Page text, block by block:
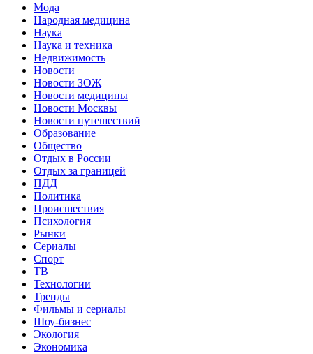
Мода
Народная медицина
Наука
Наука и техника
Недвижимость
Новости
Новости ЗОЖ
Новости медицины
Новости Москвы
Новости путешествий
Образование
Общество
Отдых в России
Отдых за границей
ПДД
Политика
Происшествия
Психология
Рынки
Сериалы
Спорт
ТВ
Технологии
Тренды
Фильмы и сериалы
Шоу-бизнес
Экология
Экономика